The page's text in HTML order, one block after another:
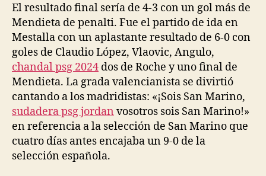
El resultado final sería de 4-3 con un gol más de
Mendieta de penalti. Fue el partido de ida en
Mestalla con un aplastante resultado de 6-0 con
goles de Claudio López, Vlaovic, Angulo,
chandal psg 2024 dos de Roche y uno final de
Mendieta. La grada valencianista se divirtió
cantando a los madridistas: «¡Sois San Marino,
sudadera psg jordan vosotros sois San Marino!»
en referencia a la selección de San Marino que
cuatro días antes encajaba un 9-0 de la
selección española.